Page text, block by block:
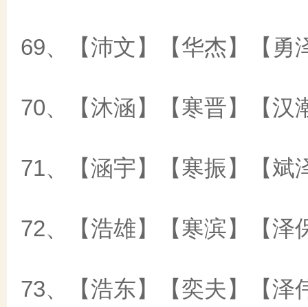
69、【沛文】【华杰】【勇
70、【沐涵】【寒晋】【汉
71、【涵宇】【寒振】【斌
72、【浩雄】【寒滨】【泽
73、【浩东】【奕夫】【泽